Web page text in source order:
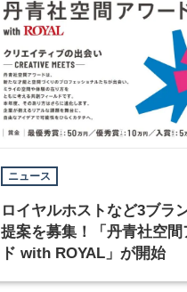
ニュース
ロイヤルホストなど3ブラ
提案を募集！「丹青社空間
ド with ROYAL」が開始